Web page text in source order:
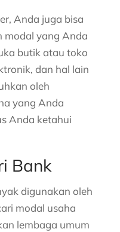
Anda juga bisa
modal yang Anda
butik atau toko
dan hal lain
oleh
yang Anda
Anda ketahui
Bank
digunakan oleh
modal usaha
lembaga umum